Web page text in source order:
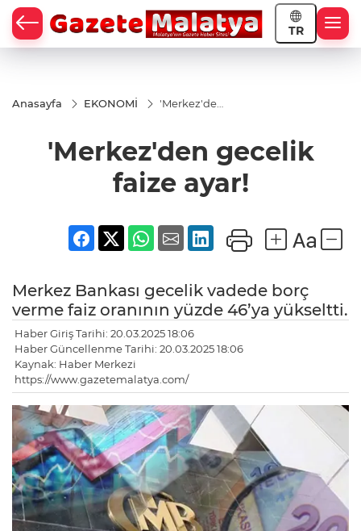
TR
Anasayfa EKONOMİ
'Merkez'den
'Merkez'den gecelik
faize ayar!
Merkez Bankası gecelik vadede borç
verme faiz oranının yüzde 46’ya yükseltti.
Haber Giriş Tarihi: 20.03.2025 18:06
Haber Güncellenme Tarihi: 20.03.2025 18:06
Kaynak: Haber Merkezi
https://www.gazetemalatya.com/